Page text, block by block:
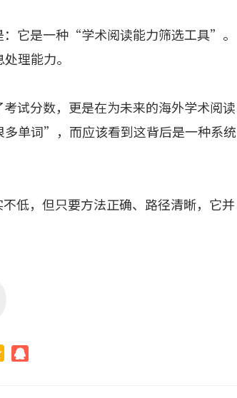
它是一种“学术阅读能力筛选工具”。
理能力。
试分数，更是在为未来的海外学术阅读
单词”，而应该看到这背后是一种系统
低，但只要方法正确、路径清晰，它并